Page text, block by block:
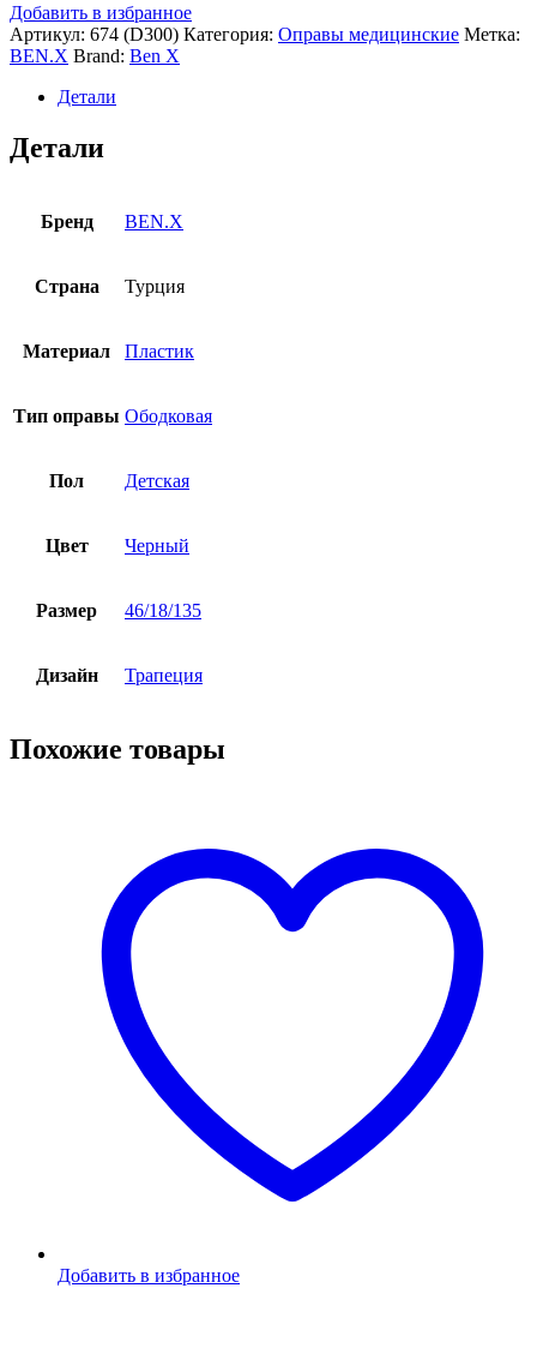
Добавить в избранное
Артикул: 674 (D300) Категория: Оправы медицинские Метка:
BEN.X Brand: Ben X
Детали
Детали
Бренд BEN.X
Страна Турция
Материал Пластик
Тип оправы Ободковая
Пол Детская
Цвет Черный
Размер 46/18/135
Дизайн Трапеция
Похожие товары
Добавить в избранное